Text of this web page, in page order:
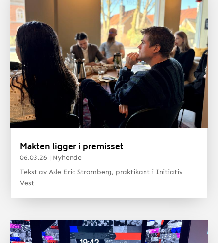
Makten ligger i premisset
06.03.26 | Nyhende
Tekst av Asle Eric Stromberg, praktikant i Initiativ
Vest